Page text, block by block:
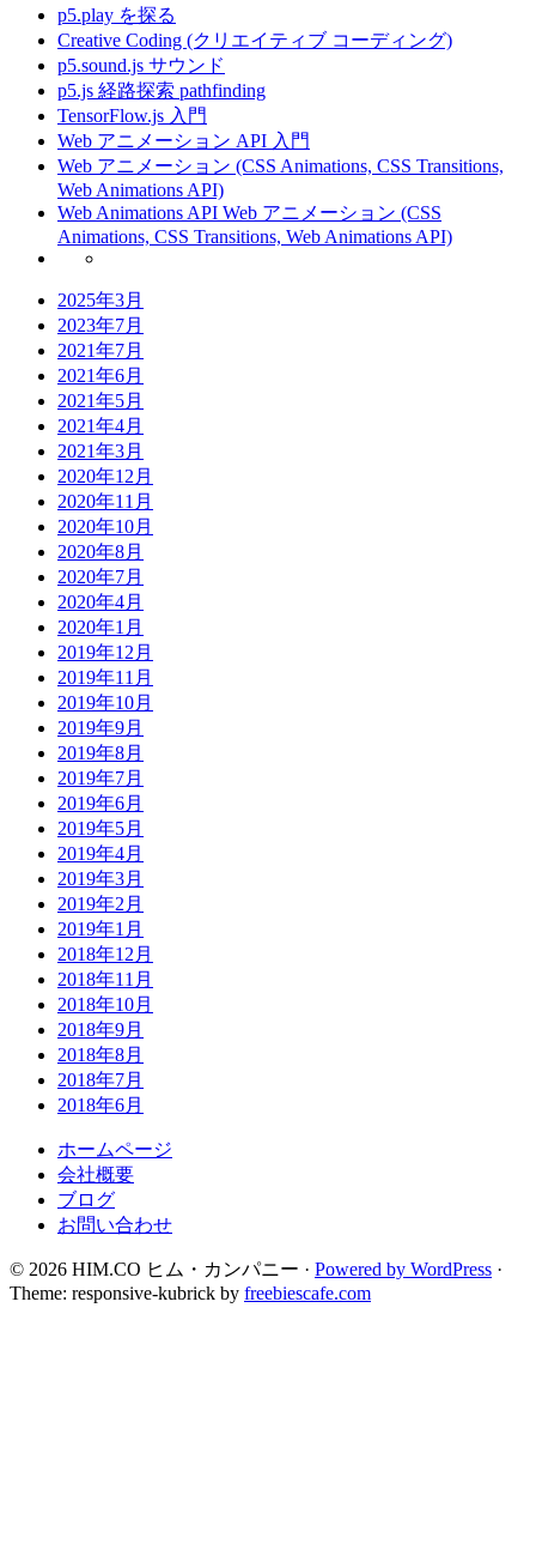
p5.play を探る
Creative Coding (クリエイティブ コーディング)
p5.sound.js サウンド
p5.js 経路探索 pathfinding
TensorFlow.js 入門
Web アニメーション API 入門
Web アニメーション (CSS Animations, CSS Transitions,
Web Animations API)
Web Animations API Web アニメーション (CSS
Animations, CSS Transitions, Web Animations API)
2025年3月
2023年7月
2021年7月
2021年6月
2021年5月
2021年4月
2021年3月
2020年12月
2020年11月
2020年10月
2020年8月
2020年7月
2020年4月
2020年1月
2019年12月
2019年11月
2019年10月
2019年9月
2019年8月
2019年7月
2019年6月
2019年5月
2019年4月
2019年3月
2019年2月
2019年1月
2018年12月
2018年11月
2018年10月
2018年9月
2018年8月
2018年7月
2018年6月
ホームページ
会社概要
ブログ
お問い合わせ
© 2026 HIM.CO ヒム・カンパニー · Powered by WordPress ·
Theme: responsive-kubrick by freebiescafe.com